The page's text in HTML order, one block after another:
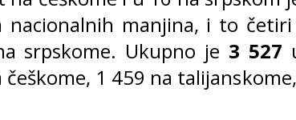
nacionalnih manjina, i to
srpskome. Ukupno je 3 527
1 459 na